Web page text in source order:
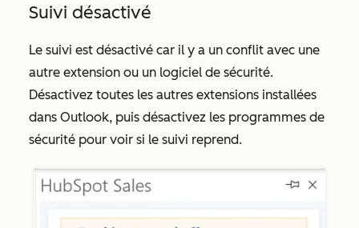
Suivi désactivé
Le suivi est désactivé car il y a un conflit avec une
autre extension ou un logiciel de sécurité.
Désactivez toutes les autres extensions installées
dans Outlook, puis désactivez les programmes de
sécurité pour voir si le suivi reprend.